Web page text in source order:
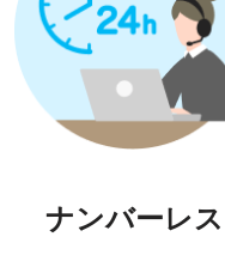
ナンバーレス